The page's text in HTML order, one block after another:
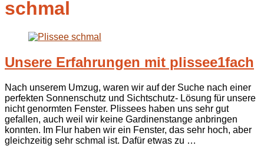
schmal
Unsere Erfahrungen mit plissee1fach
Nach unserem Umzug, waren wir auf der Suche nach einer
perfekten Sonnenschutz und Sichtschutz- Lösung für unsere
nicht genormten Fenster. Plissees haben uns sehr gut
gefallen, auch weil wir keine Gardinenstange anbringen
konnten. Im Flur haben wir ein Fenster, das sehr hoch, aber
gleichzeitig sehr schmal ist. Dafür etwas zu …